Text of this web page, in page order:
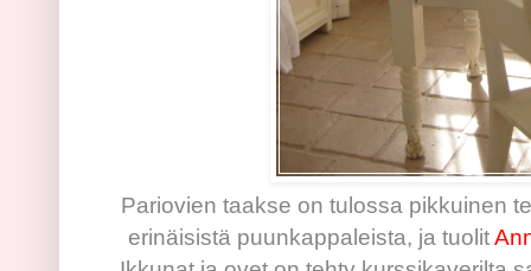
Pariovien taakse on tulossa pikkuinen
erinäisistä puunkappaleista, ja tuolit